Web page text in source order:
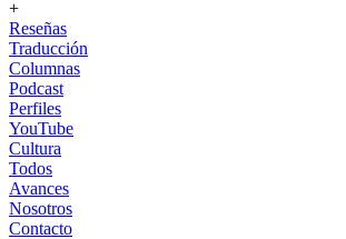
+
Reseñas
Traducción
Columnas
Podcast
Perfiles
YouTube
Cultura
Todos
Avances
Nosotros
Contacto